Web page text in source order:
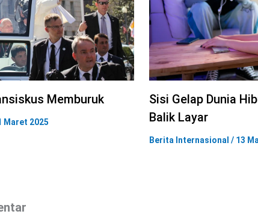
Memburuk
Maret 2025
Sisi Gelap Dunia
Balik Layar
Berita Internasional / 13